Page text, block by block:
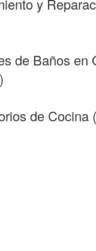
y
de Baños en
de Cocina